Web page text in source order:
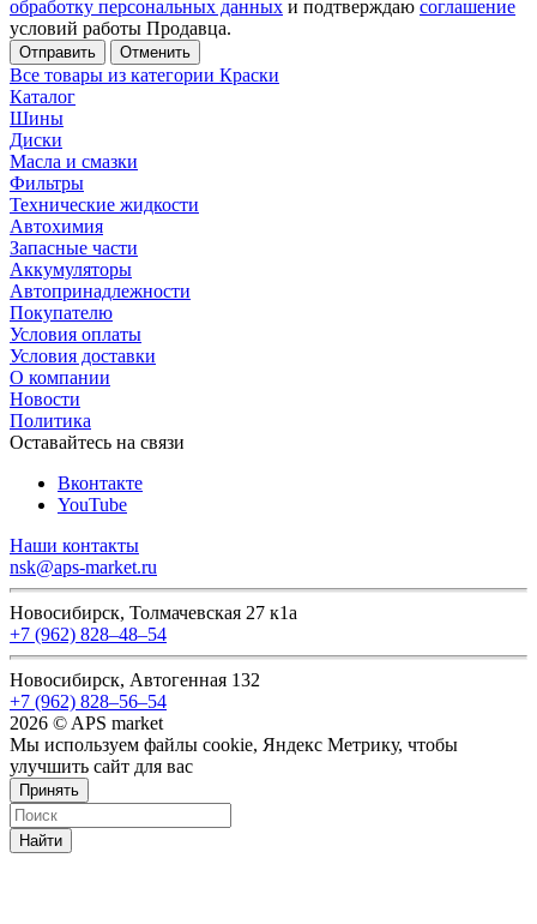
обработку персональных данных и подтверждаю соглашение
условий работы Продавца.
Отменить
Все товары из категории Краски
Каталог
Шины
Диски
Масла и смазки
Фильтры
Технические жидкости
Автохимия
Запасные части
Аккумуляторы
Автопринадлежности
Покупателю
Условия оплаты
Условия доставки
О компании
Новости
Политика
Оставайтесь на связи
Вконтакте
YouTube
Наши контакты
nsk@aps-market.ru
Новосибирск, Толмачевская 27 к1а
+7 (962) 828‒48‒54
Новосибирск, Автогенная 132
+7 (962) 828‒56‒54
2026 © APS market
Мы используем файлы cookie, Яндекс Метрику, чтобы
улучшить сайт для вас
Принять
Найти